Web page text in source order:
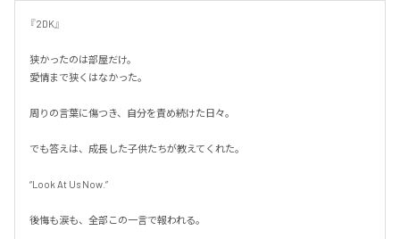
『2DK』
狭かったのは部屋だけ。
愛情まで狭くはなかった。
周りの言葉に傷つき、自分を責め続けた日々。
でも答えは、成長した子供たちが教えてくれた。
“Look At Us Now.”
後悔も涙も、全部この一言で報われる。